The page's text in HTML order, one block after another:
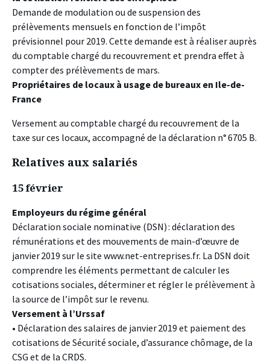
Demande de modulation ou de suspension des
prélèvements mensuels en fonction de l’impôt
prévisionnel pour 2019. Cette demande est à réaliser auprès
du comptable chargé du recouvrement et prendra effet à
compter des prélèvements de mars.
Propriétaires de locaux à usage de bureaux en Ile-de-
France
Versement au comptable chargé du recouvrement de la
taxe sur ces locaux, accompagné de la déclaration n° 6705 B.
Relatives aux salariés
15 février
Employeurs du régime général
Déclaration sociale nominative (DSN) : déclaration des
rémunérations et des mouvements de main-d’œuvre de
janvier 2019 sur le site www.net-entreprises.fr. La DSN doit
comprendre les éléments permettant de calculer les
cotisations sociales, déterminer et régler le prélèvement à
la source de l’impôt sur le revenu.
Versement à l’Urssaf
• Déclaration des salaires de janvier 2019 et paiement des
cotisations de Sécurité sociale, d’assurance chômage, de la
CSG et de la CRDS.